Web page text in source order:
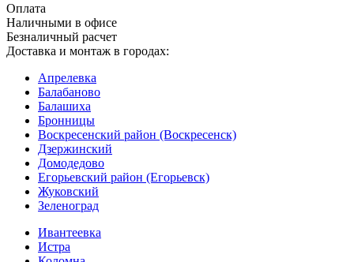
Оплата
Наличными в офисе
Безналичный расчет
Доставка и монтаж в городах:
Апрелевка
Балабаново
Балашиха
Бронницы
Воскресенский район (Воскресенск)
Дзержинский
Домодедово
Егорьевский район (Егорьевск)
Жуковский
Зеленоград
Ивантеевка
Истра